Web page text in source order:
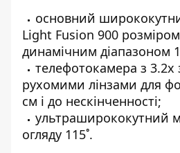
основний
Light Fusion 900
динамічним діапазоном
телефотокамера з 3.2х
рухомими лінзами для
см і до нескінченності;
ультраширококутний
огляду 115˚.